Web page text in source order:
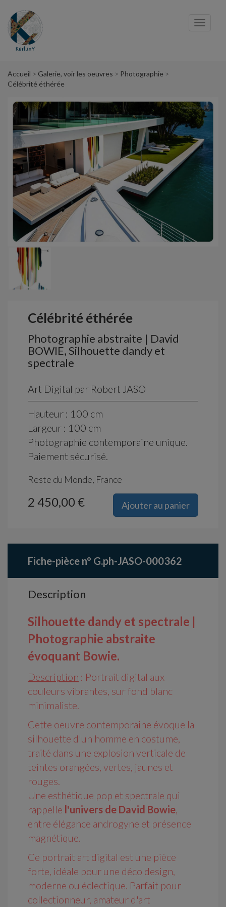
Accueil Galerie, voir les oeuvres
Photographie
Célébrité éthérée
Célébrité éthérée
Photographie abstraite | David
BOWIE, Silhouette dandy et
spectrale
Art Digital par Robert JASO
Hauteur : 100 cm
Largeur : 100 cm
Photographie contemporaine unique.
Paiement sécurisé.
Reste du Monde, France
Ajouter au panier
2 450,00 €
Fiche-pièce n° G.ph-JASO-000362
Description
Silhouette dandy et spectrale |
Photographie abstraite
évoquant Bowie.
Description : Portrait digital aux
couleurs vibrantes, sur fond blanc
minimaliste.
Cette oeuvre contemporaine évoque la
silhouette d'un homme en costume,
traité dans une explosion verticale de
teintes orangées, vertes, jaunes et
rouges.
Une esthétique pop et spectrale qui
rappelle l'univers de David Bowie,
entre élégance androgyne et présence
magnétique.
Ce portrait art digital est une pièce
forte, idéale pour une déco design,
moderne ou éclectique. Parfait pour
collectionneur, amateur d'art